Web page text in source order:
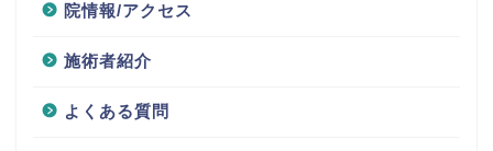
院情報/アクセス
施術者紹介
よくある質問